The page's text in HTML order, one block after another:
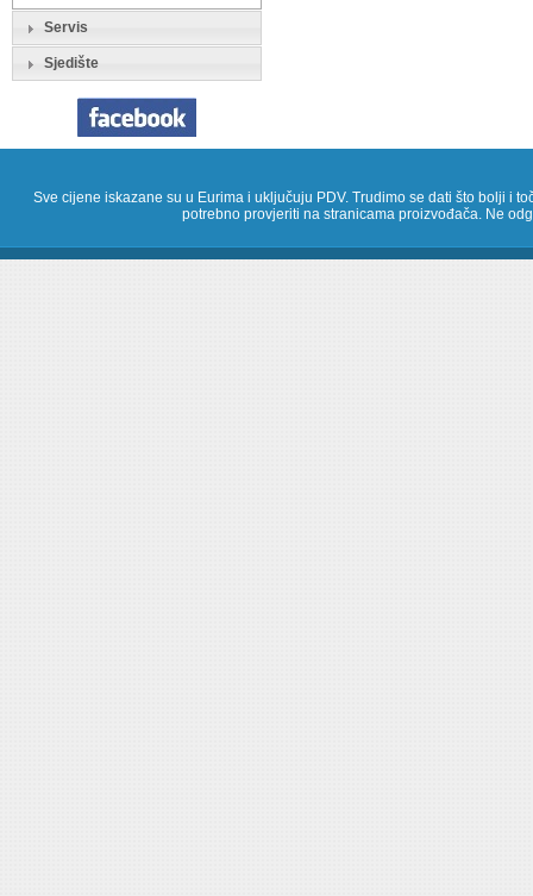
Servis
Sjedište
Sve cijene iskazane su u Eurima i uključuju PDV. Trudimo se dati što bolji i
potrebno provjeriti na stranicama proizvođača. Ne